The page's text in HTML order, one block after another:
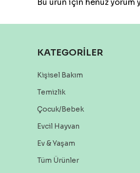
Bu ürün için henüz yorum
KATEGORİLER
Kişisel Bakım
Temizlik
Çocuk/Bebek
Evcil Hayvan
Ev & Yaşam
Tüm Ürünler